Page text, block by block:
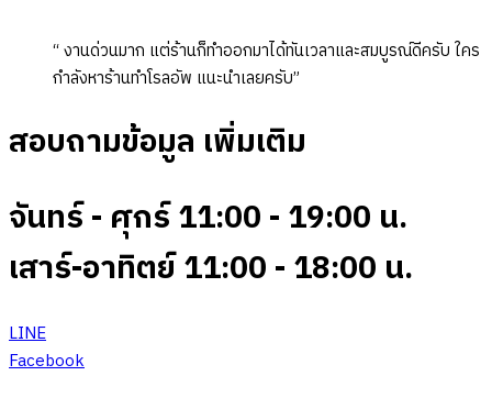
“ งานด่วนมาก แต่ร้านก็ทำออกมาได้ทันเวลาและสมบูรณ์ดีครับ ใคร
กำลังหาร้านทำโรลอัพ แนะนำเลยครับ”
สอบถามข้อมูล เพิ่มเติม
จันทร์ - ศุกร์ 11:00 - 19:00 น.
เสาร์-อาทิตย์ 11:00 - 18:00 น.
LINE
Facebook